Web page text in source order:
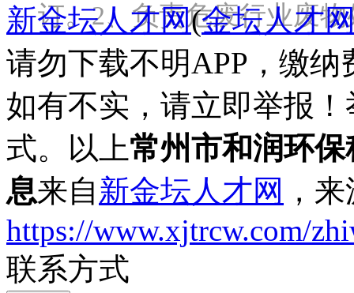
订。2、负责危废行业废
新金坛人才网(金坛人才
请勿下载不明APP，缴
如有不实，请立即举报
式。以上常州市和润环
息来自新金坛人才网 ，
https://www.xjtrcw.com/
联系方式